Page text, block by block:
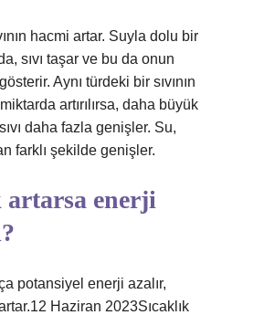
hacmi artar. Suyla dolu bir
sıvı taşar ve bu da onun
Aynı türdeki bir sıvının
miktarda artırılırsa, daha büyük
daha fazla genişler. Su,
farklı şekilde genişler.
artarsa enerji
potansiyel enerji azalır,
Haziran 2023Sıcaklık